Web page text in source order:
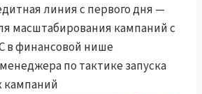
линия с первого дня —
масштабирования кампаний с
в финансовой нише
по тактике запуска
кампаний